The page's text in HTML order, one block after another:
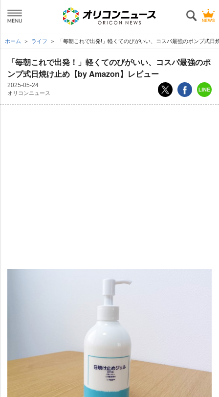
ホーム ライフ 「毎朝これで出発!」軽くてのびがいい、コスパ最強のポンプ式
「毎朝これで出発！」軽くてのびがいい、コスパ最強のポ
ンプ式日焼け止め【by Amazon】レビュー
2025-05-24
オリコンニュース